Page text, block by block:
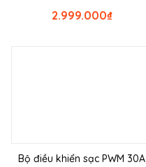
₫
2.999.000
Bộ điều khiển sạc PWM 30A